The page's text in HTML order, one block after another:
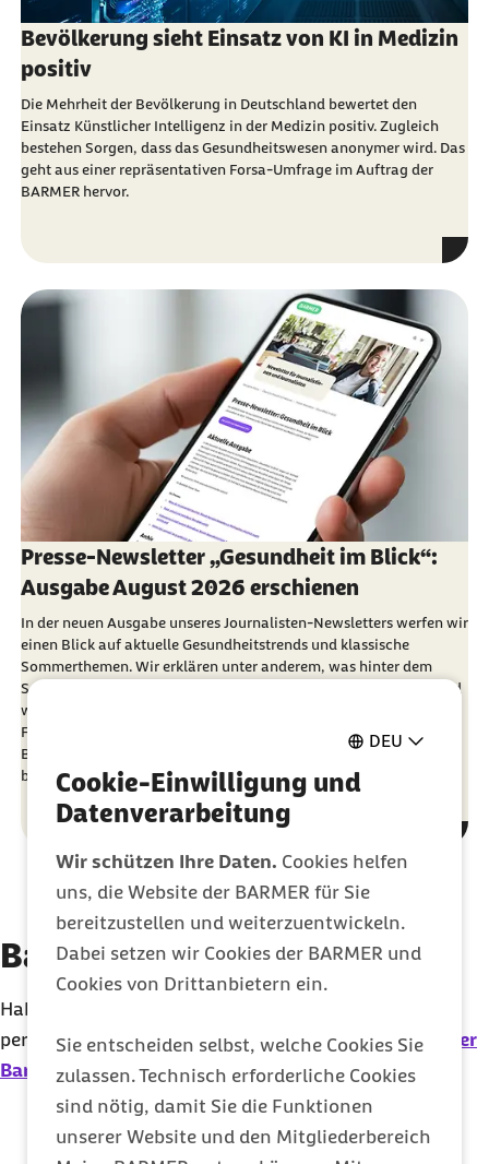
DEU
Cookie-Einwilligung und
Datenverarbeitung
Wir schützen Ihre Daten. Cookies helfen
uns, die Website der BARMER für Sie
bereitzustellen und weiterzuentwickeln.
Dabei setzen wir Cookies der BARMER und
Cookies von Drittanbietern ein.
Sie entscheiden selbst, welche Cookies Sie
zulassen. Technisch erforderliche Cookies
sind nötig, damit Sie die Funktionen
unserer Website und den Mitgliederbereich
Bevölkerung sieht Einsatz von KI in Medizin
positiv
Die Mehrheit der Bevölkerung in Deutschland bewertet den
Einsatz Künstlicher Intelligenz in der Medizin positiv. Zugleich
bestehen Sorgen, dass das Gesundheitswesen anonymer wird. Das
geht aus einer repräsentativen Forsa-Umfrage im Auftrag der
BARMER hervor.
Presse-Newsletter „Gesundheit im Blick“:
Ausgabe August 2026 erschienen
In der neuen Ausgabe unseres Journalisten-Newsletters werfen wir
einen Blick auf aktuelle Gesundheitstrends und klassische
Sommerthemen. Wir erklären unter anderem, was hinter dem
Social-Media-Hype um das sogenannte Sleepmaxxing steckt und
warum das Deutsche Sportabzeichen bis heute ein guter
Fitnesscheck ist. Außerdem zeigen wir, wie sich eine
Badedermatitis durch Zerkarien erkennen lässt und wie Sie sich
beim Baden im See wirksam schützen können.
Barmer Presse-Service
Haben Sie Fragen? Gerne beraten wir Sie
persönlich.Die Kontakt-Seite der Presseabteilung der
Barmer